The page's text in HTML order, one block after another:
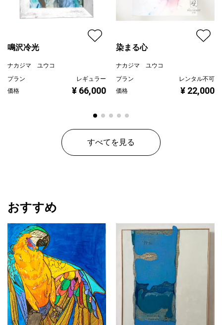
アート品は全て1点ものです。
商品画像は実際の原画とは質感や色見が多少異なります。
す。UV保護の加工を施しますが、経年変化が発生する場合がある
ことご理解ください。
描く際に用紙の裏面にもインクが染みていますのでご了承くださ
い。
鳴沢冷光
ナカジマ ユウコ
プラン
レギュラー
価格
¥ 66,000
染まる心
ナカジマ ユウコ
プラン
レンタル不可
価格
¥ 22,000
すべてを見る
おすすめ